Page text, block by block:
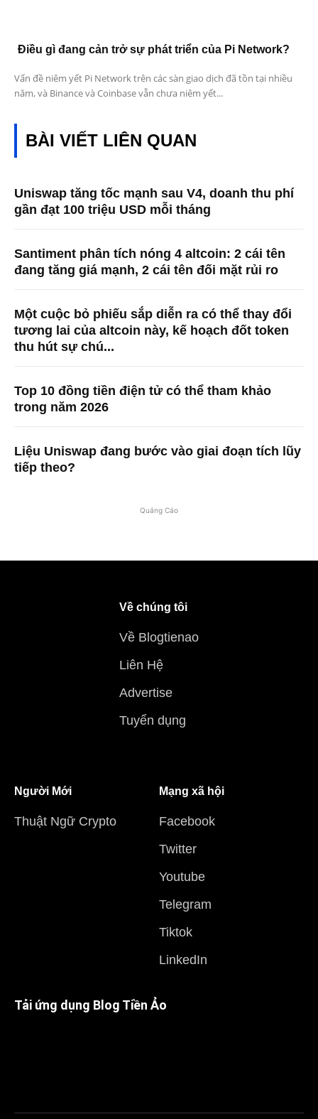
Điều gì đang cản trở sự phát triển của Pi Network?
Vấn đề niêm yết Pi Network trên các sàn giao dịch đã tồn tại nhiều
năm, và Binance và Coinbase vẫn chưa niêm yết...
BÀI VIẾT LIÊN QUAN
Uniswap tăng tốc mạnh sau V4, doanh thu phí
gần đạt 100 triệu USD mỗi tháng
Santiment phân tích nóng 4 altcoin: 2 cái tên
đang tăng giá mạnh, 2 cái tên đối mặt rủi ro
Một cuộc bỏ phiếu sắp diễn ra có thể thay đổi
tương lai của altcoin này, kế hoạch đốt token
thu hút sự chú...
Top 10 đồng tiền điện tử có thể tham khảo
trong năm 2026
Liệu Uniswap đang bước vào giai đoạn tích lũy
tiếp theo?
Quảng Cáo
Về chúng tôi
Về Blogtienao
Liên Hệ
Advertise
Tuyển dụng
Người Mới
Thuật Ngữ Crypto
Mạng xã hội
Facebook
Twitter
Youtube
Telegram
Tiktok
LinkedIn
Tải ứng dụng Blog Tiền Ảo